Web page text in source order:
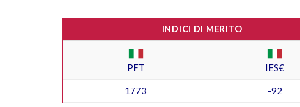
INDICI DI MERITO
PFT IES€
1773 -92